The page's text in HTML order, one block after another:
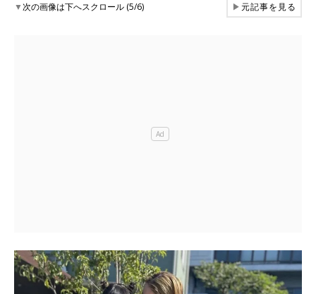
▼次の画像は下へスクロール (5/6) ▶元記事を見る